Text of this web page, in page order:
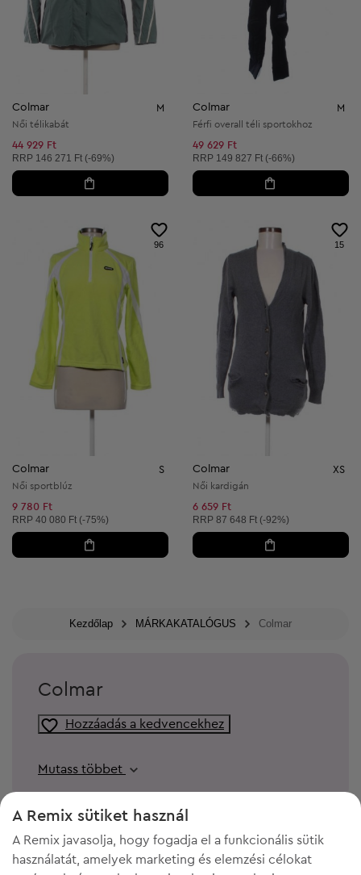
Colmar M
Női télikabát
44 929 Ft
Ajánlott ár:
RRP 146 271 Ft (-69%)
Colmar M
Férfi overall téli sportokhoz
49 629 Ft
Ajánlott ár:
RRP 149 827 Ft (-66%)
96
Colmar S
Női sportblúz
9 780 Ft
Ajánlott ár:
RRP 40 080 Ft (-75%)
15
Colmar XS
Női kardigán
6 659 Ft
Ajánlott ár:
RRP 87 648 Ft (-92%)
Kezdőlap MÁRKAKATALÓGUS Colmar
Colmar
Hozzáadás a kedvencekhez
Mutass többet
A Remix sütiket használ
A Remix javasolja, hogy fogadja el a funkcionális sütik
használatát, amelyek marketing és elemzési célokat